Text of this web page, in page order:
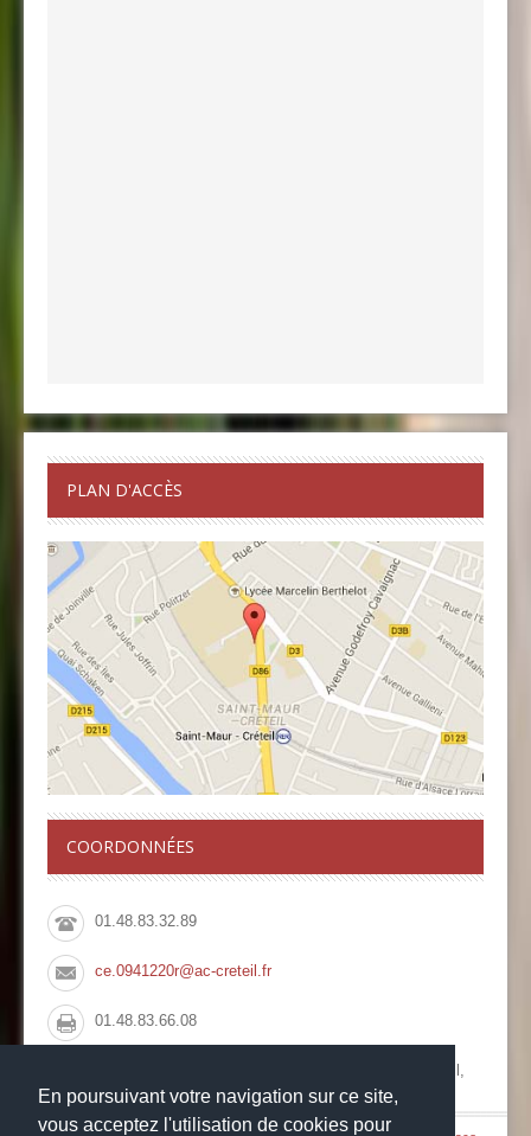
En poursuivant votre navigation sur ce site,
vous acceptez l'utilisation de cookies pour
PLAN D'ACCÈS
COORDONNÉES
01.48.83.32.89
ce.0941220r@ac-creteil.fr
01.48.83.66.08
Collège François Rabelais, 10 Rue du Pont de Créteil,
94100 Saint Maur des Fossés